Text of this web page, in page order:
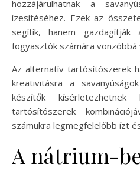
hozzájárulhatnak a
ízesítéséhez. Ezek az
segítik, hanem
fogyasztók számára vonzóbbá
Az alternatív tartósítószerek
kreativitásra a
készítők
tartósítószerek
számukra legmegfelelőbb ízt
A nátrium-